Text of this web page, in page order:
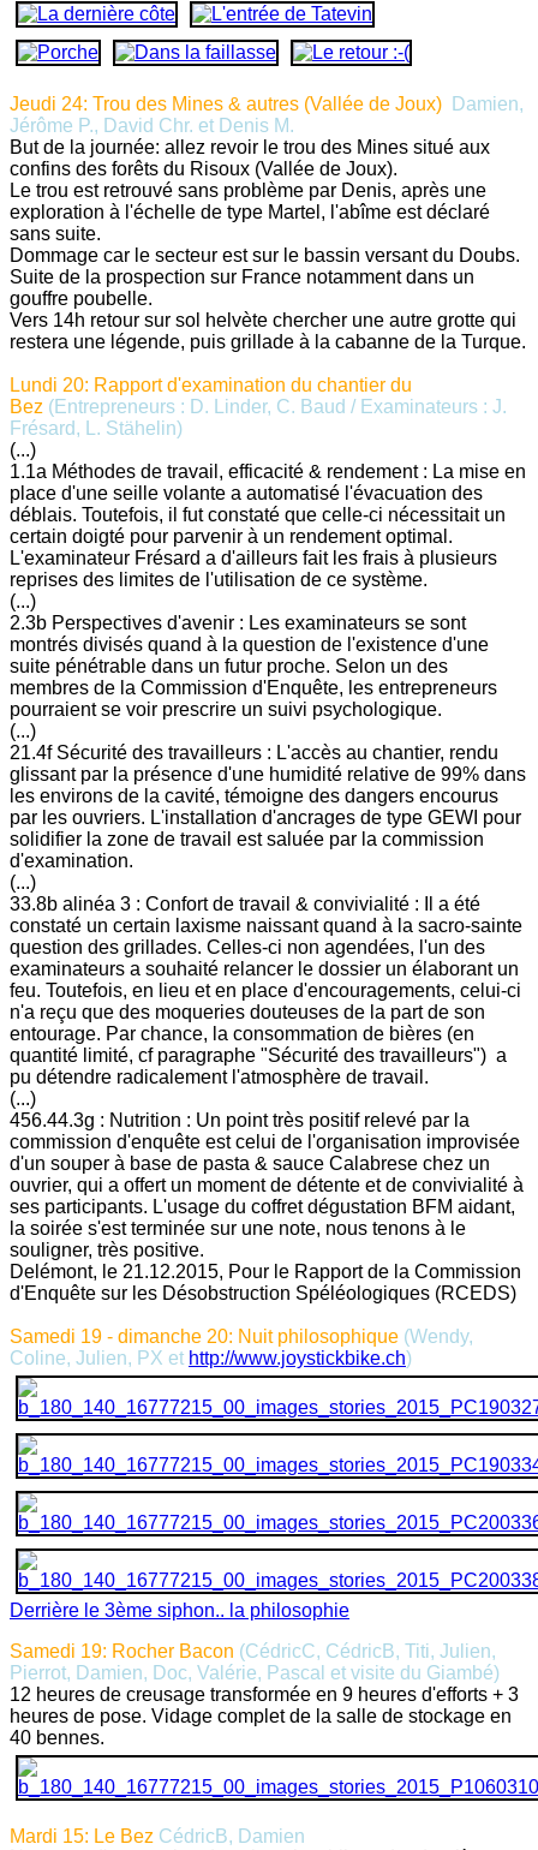
Jeudi 24: Trou des Mines & autres (Vallée de Joux)
Damien,
Jérôme P., David Chr. et Denis M.
But de la journée: allez revoir le trou des Mines situé aux
confins des forêts du Risoux (Vallée de Joux).
Le trou est retrouvé sans problème par Denis, après une
exploration à l'échelle de type Martel, l'abîme est déclaré
sans suite.
Dommage car le secteur est sur le bassin versant du Doubs.
Suite de la prospection sur France notamment dans un
gouffre poubelle.
Vers 14h retour sur sol helvète chercher une autre grotte qui
restera une légende, puis grillade à la cabanne de la Turque.
Lundi 20: Rapport d'examination du chantier du
Bez (Entrepreneurs : D. Linder, C. Baud / Examinateurs : J.
Frésard, L. Stähelin)
(...)
1.1a Méthodes de travail, efficacité & rendement : La mise en
place d'une seille volante a automatisé l'évacuation des
déblais. Toutefois, il fut constaté que celle-ci nécessitait un
certain doigté pour parvenir à un rendement optimal.
L'examinateur Frésard a d'ailleurs fait les frais à plusieurs
reprises des limites de l'utilisation de ce système.
(...)
2.3b Perspectives d'avenir : Les examinateurs se sont
montrés divisés quand à la question de l'existence d'une
suite pénétrable dans un futur proche. Selon un des
membres de la Commission d'Enquête, les entrepreneurs
pourraient se voir prescrire un suivi psychologique.
(...)
21.4f Sécurité des travailleurs : L'accès au chantier, rendu
glissant par la présence d'une humidité relative de 99% dans
les environs de la cavité, témoigne des dangers encourus
par les ouvriers. L'installation d'ancrages de type GEWI pour
solidifier la zone de travail est saluée par la commission
d'examination.
(...)
33.8b alinéa 3 : Confort de travail & convivialité : Il a été
constaté un certain laxisme naissant quand à la sacro-sainte
question des grillades. Celles-ci non agendées, l'un des
examinateurs a souhaité relancer le dossier un élaborant un
feu. Toutefois, en lieu et en place d'encouragements, celui-ci
n'a reçu que des moqueries douteuses de la part de son
entourage. Par chance, la consommation de bières (en
quantité limité, cf paragraphe "Sécurité des travailleurs") a
pu détendre radicalement l'atmosphère de travail.
(...)
456.44.3g : Nutrition : Un point très positif relevé par la
commission d'enquête est celui de l'organisation improvisée
d'un souper à base de pasta & sauce Calabrese chez un
ouvrier, qui a offert un moment de détente et de convivialité à
ses participants. L'usage du coffret dégustation BFM aidant,
la soirée s'est terminée sur une note, nous tenons à le
souligner, très positive.
Delémont, le 21.12.2015, Pour le Rapport de la Commission
d'Enquête sur les Désobstruction Spéléologiques (RCEDS)
Samedi 19 - dimanche 20: Nuit philosophique (Wendy,
Coline, Julien, PX et http://www.joystickbike.ch)
Derrière le 3ème siphon.. la philosophie
Samedi 19: Rocher Bacon (CédricC, CédricB, Titi, Julien,
Pierrot, Damien, Doc, Valérie, Pascal et visite du Giambé)
12 heures de creusage transformée en 9 heures d'efforts + 3
heures de pose. Vidage complet de la salle de stockage en
40 bennes.
Mardi 15: Le Bez CédricB, Damien